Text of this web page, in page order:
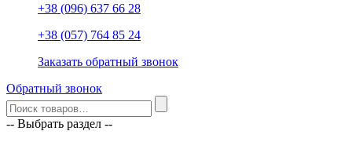
+38 (096) 637 66 28
+38 (057) 764 85 24
Заказать обратный звонок
Обратный звонок
-- Выбрать раздел --